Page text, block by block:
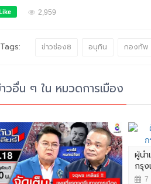
2,959
Tags: ข่าวช่อง8 อนุทิน กองทัพ
วอื่น ๆ ใน หมวดการเมือง
ผู้นำ
กรุ
7